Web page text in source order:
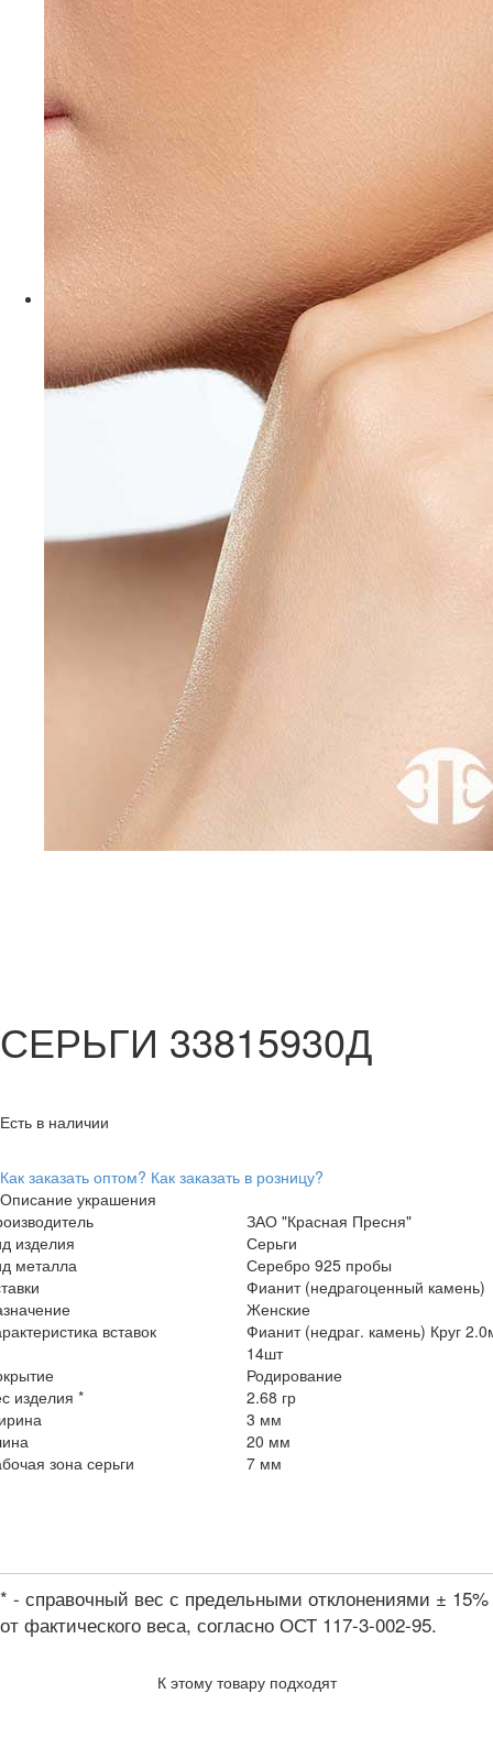
СЕРЬГИ 33815930Д
Есть в наличии
Как заказать оптом? Как заказать в розницу?
Описание украшения
ЗАО "Красная Пресня"
изделия
Серьги
металла
Серебро 925 пробы
Фианит (недрагоценный камень)
Женские
вставок
Фианит (недраг. камень) Круг
14шт
Родирование
изделия *
2.68 гр
3 мм
20 мм
зона серьги
7 мм
* - справочный вес с предельными отклонениями ± 15%
от фактического веса, согласно ОСТ 117-3-002-95.
К этому товару подходят